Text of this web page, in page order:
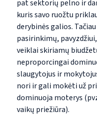
pat sektorių pelno ir
kuris savo ruožtu
derybinės galios.
pasirinkimų,
veiklai skiriamų
neproporcingai
slaugytojus ir
nori ir gali mokėti už
dominuoja moterys
vaikų priežiūra).